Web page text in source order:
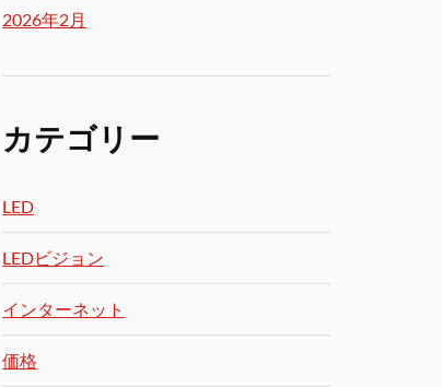
2026年2月
カテゴリー
LED
LEDビジョン
インターネット
価格